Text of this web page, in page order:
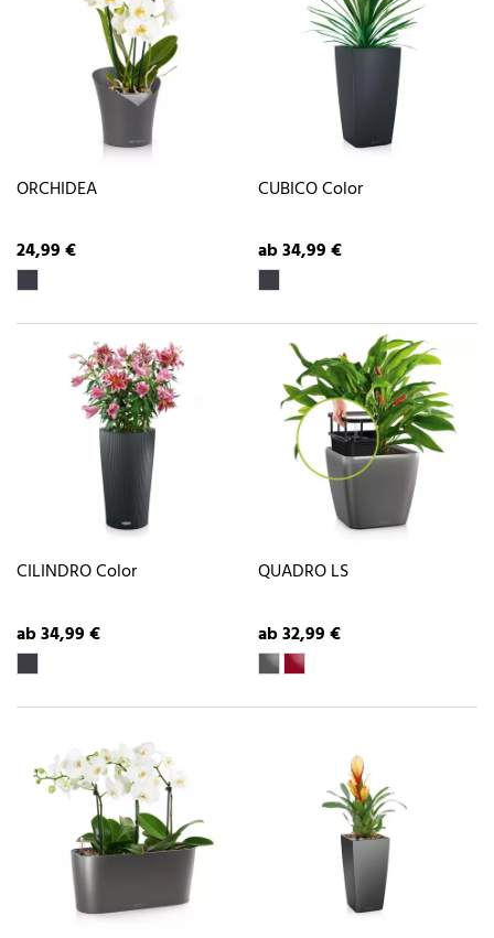
ORCHIDEA
24,99 €
CUBICO Color
ab 34,99 €
CILINDRO Color
ab 34,99 €
QUADRO LS
ab 32,99 €